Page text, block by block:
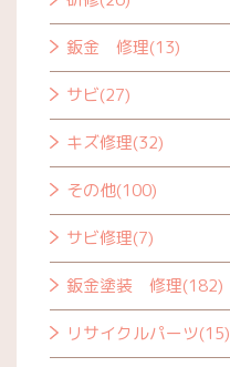
鈑金 修理(13)
サビ(27)
キズ修理(32)
その他(100)
サビ修理(7)
鈑金塗装 修理(182)
リサイクルパーツ(15)